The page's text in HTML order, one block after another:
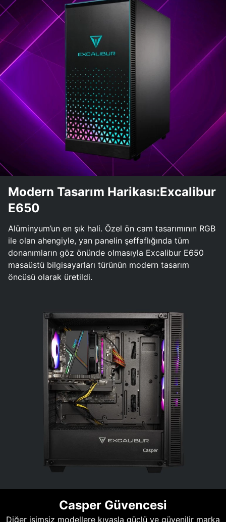
Modern Tasarım Harikası:Excalibur
E650
Alüminyum’un en şık hali. Özel ön cam tasarımının RGB
ile olan ahengiyle, yan panelin şeffaflığında tüm
donanımların göz önünde olmasıyla Excalibur E650
masaüstü bilgisayarları türünün modern tasarım
öncüsü olarak üretildi.
Casper Güvencesi
Diğer isimsiz modellere kıyasla güçlü ve güvenilir marka